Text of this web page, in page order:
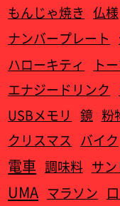
もんじゃ焼き 仏様
ナンバープレート
ハローキティ
ト
エナジードリンク
USBメモリ 鏡 粉
クリスマス バイク
電車 調味料 サ
UMA マラソン